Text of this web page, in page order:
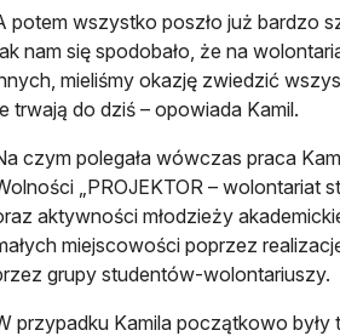
potem wszystko poszło już bardzo
nam się spodobało, że na
mieliśmy okazję zwiedzić
trwają do dziś – opowiada Kamil.
czym polegała wówczas praca
„PROJEKTOR – wolontariat
aktywności młodzieży
miejscowości poprzez
grupy studentów-wolontariuszy.
przypadku Kamila początkowo